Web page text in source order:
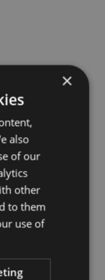
×
also
of our
other
to them
use of